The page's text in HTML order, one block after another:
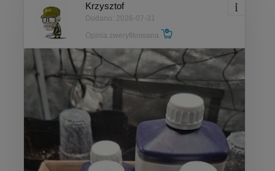
Krzysztof
Dodano: 2026-07-31
Opinia zweryfikowana